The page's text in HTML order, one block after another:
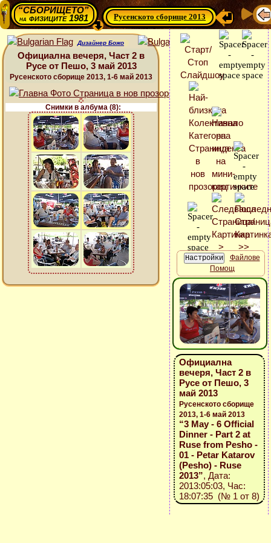
“СБОРИЩЕТО”
нафизиците 1981 Русенското сборище 2013
Дизайнер Божо
Официална вечеря, Част 2 в
Русе от Пешо, 3 май 2013
Русенското сборище 2013, 1-6 май 2013
Снимки в албума (8):
Файлове
Помощ
Официална
вечеря, Част 2 в
Русе от Пешо, 3
май 2013
Русенското сборище
2013, 1-6 май 2013
“3 May - 6 Official
Dinner - Part 2 at
Ruse from Pesho -
01 - Petar Katarov
(Pesho) - Ruse
2013”, Дата:
2013:05:03, Час:
18:07:35 (№ 1 от 8)